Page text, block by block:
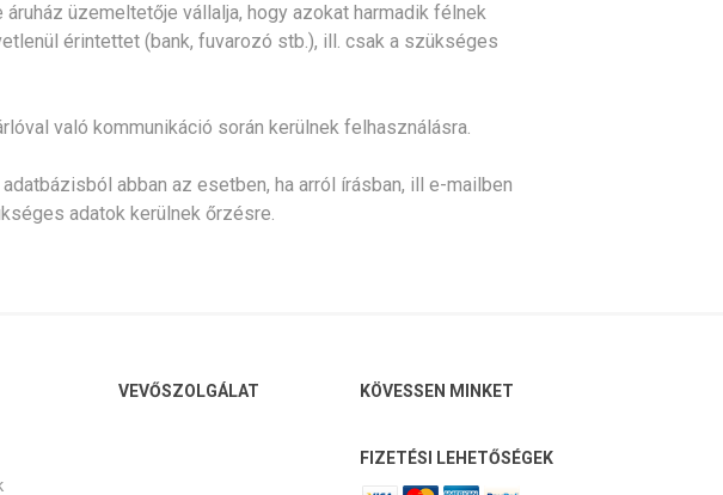
üzemeltetője vállalja, hogy azokat harmadik félnek
érintettet (bank, fuvarozó stb.), ill. csak a szükséges
való kommunikáció során kerülnek felhasználásra.
abban az esetben, ha arról írásban, ill e-mailben
adatok kerülnek őrzésre.
VEVŐSZOLGÁLAT KÖVESSEN MINKET
FIZETÉSI LEHETŐSÉGEK